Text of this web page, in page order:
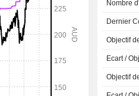
Nombre
Dernier
Objectif
Ecart /
Objectif